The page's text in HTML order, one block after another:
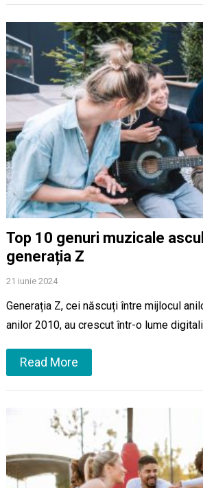
Top 10 genuri muzicale
generația Z
21 iunie 2024
Generația Z, cei născuți între mijlocul
anilor 2010, au crescut într-o lume
Read More